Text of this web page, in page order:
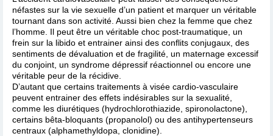
néfastes sur la vie sexuelle d’un patient et marquer un véritable
tournant dans son activité. Aussi bien chez la femme que chez
l’homme. Il peut être un véritable choc post-traumatique, un
frein sur la libido et entrainer ainsi des conflits conjugaux, des
sentiments de dévaluation et de fragilité, un maternage excessif
du conjoint, un syndrome dépressif réactionnel ou encore une
véritable peur de la récidive.
D’autant que certains traitements à visée cardio-vasculaire
peuvent entrainer des effets indésirables sur la sexualité,
comme les diurétiques (hydrochlorothiazide, spironolactone),
certains bêta-bloquants (propanolol) ou des antihypertenseurs
centraux (alphamethyldopa, clonidine).